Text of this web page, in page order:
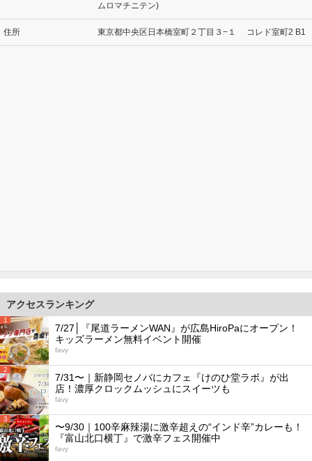
ムロマチニテン)
住所 東京都中央区日本橋室町２丁目３−１ コレド室町2 B1
アクセスランキング
1
7/27│『尾道ラーメンWAN』が広島HiroPaにオープン！
キッズラーメン無料イベント開催
favy
2
7/31〜｜新静岡セノバにカフェ『けのひ堂ラボ』が出
店！濃厚クロックムッシュにスイーツも
favy
3
〜9/30｜100辛麻辣湯に激辛超えの“インド辛”カレーも！
『富山北口横丁』で激辛フェス開催中
favy